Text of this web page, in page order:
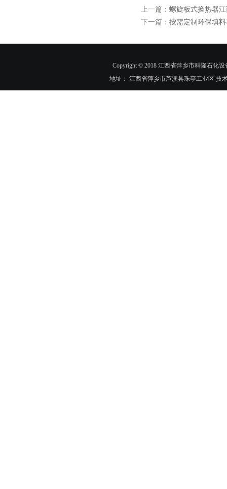
上一篇： 螺旋板式换热器
下一篇： 按需定制环保填
Copyright © 2018 江西省萍乡市科隆石化
地址： 江西省萍乡市芦溪县珠亭工业区 技